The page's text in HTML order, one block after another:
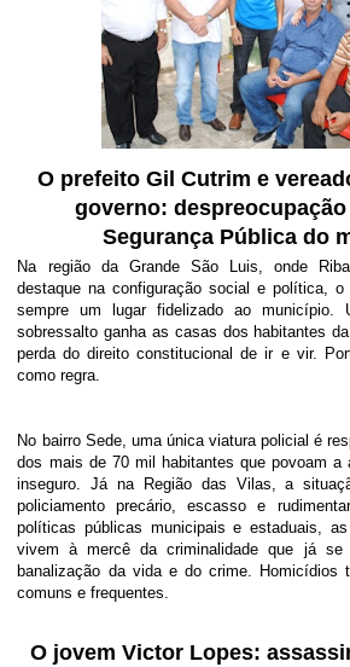
O prefeito Gil Cutrim e
governo:
Segurança Pública do
Na região da Grande São Luis, onde
destaque na configuração social e política, o
sempre um lugar fidelizado ao município.
sobressalto ganha as casas dos habitantes
perda do direito constitucional de ir e vir.
como regra.
No bairro Sede, uma única viatura policial é
dos mais de 70 mil habitantes que povoam a
inseguro. Já na Região das Vilas, a
policiamento precário, escasso e
políticas públicas municipais e estaduais,
vivem à mercê da criminalidade que já se
banalização da vida e do crime. Homicídios
comuns e frequentes.
O jovem Victor Lopes: